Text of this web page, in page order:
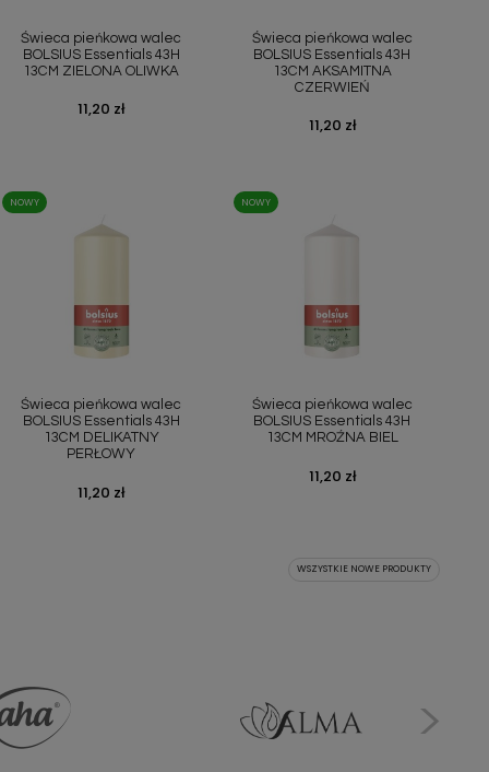
Świeca pieńkowa walec
BOLSIUS Essentials 43H
13CM ZIELONA OLIWKA
Cena
11,20 zł
Świeca pieńkowa walec
BOLSIUS Essentials 43H
13CM AKSAMITNA
CZERWIEŃ
Cena
11,20 zł
Świeca pieńkowa walec
BOLSIUS Essentials 43H
13CM DELIKATNY
PERŁOWY
Cena
11,20 zł
NOWY
Świeca pieńkowa walec
BOLSIUS Essentials 43H
13CM MROŹNA BIEL
Cena
11,20 zł
NOWY
WSZYSTKIE NOWE PRODUKTY